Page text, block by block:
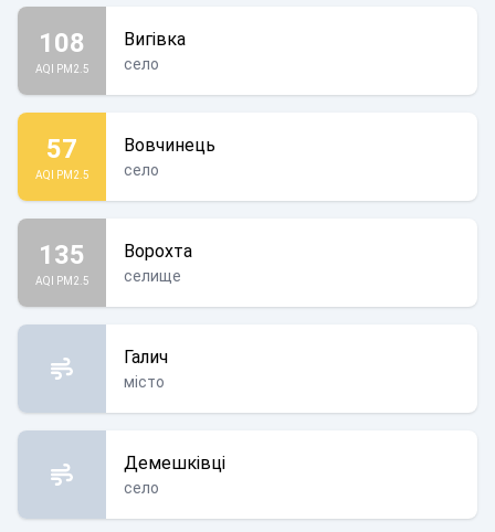
108
AQI PM2.5
Вигівка
село
57
AQI PM2.5
Вовчинець
село
135
AQI PM2.5
Ворохта
селище
Галич
місто
Демешківці
село